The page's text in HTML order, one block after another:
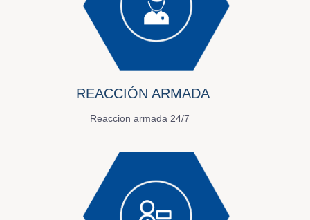
REACCIÓN ARMADA
Reaccion armada 24/7